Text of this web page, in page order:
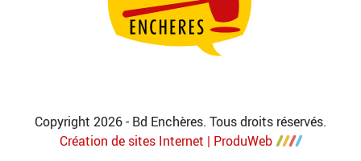
Copyright 2026 - Bd Enchères. Tous droits réservés.
Création de sites Internet | ProduWeb